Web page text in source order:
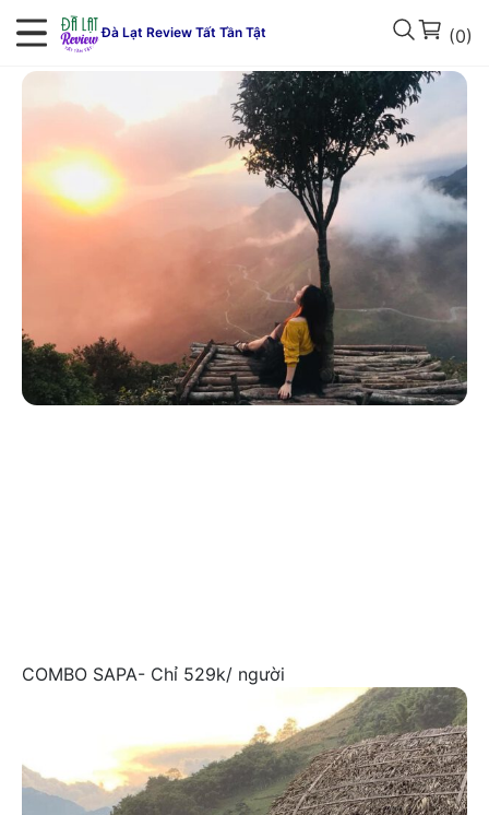
Đà Lạt Review Tất Tần Tật (0)
COMBO SAPA- Chỉ 529k/ người